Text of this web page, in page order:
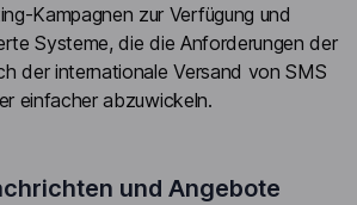
Kampagnen zur Verfügung und
Systeme, die die Anforderungen der
der internationale Versand von SMS
einfacher abzuwickeln.
und Angebote